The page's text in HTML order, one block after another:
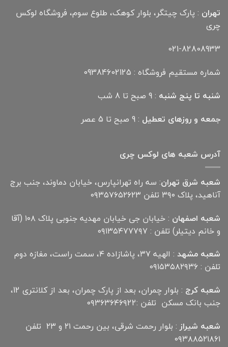
تهران : پارک چیتگر، بلوار کوهک، طلوع سوم، فروشگاه لوکس
چری
021-82808933
شماره مستقیم فروشگاه : 09384602125
شنبه تا پنج شنبه : 9 صبح تا 8 شب
جمعه و روزهای تعطیل : 9 صبح تا 5 عصر
آدرس شعبه های لوکس چری
شعبه شرق تهران: سه راه تهرانپارس، خیابان دماوند، جنب برج
آناهید، پلاک ۳۹۰ تلفن ۰۹۳۵۷۶۵۲۶۲۳
شعبه اصفهان
: خیابان جی خیابان مهدیه جنوبی پلاک ۱۰۸ (آقا
و خانم دیتیلر) تلفن : ۰۹۱۳۵۴۷۷۷۹۷
شعبه مشهد
: الهیه ۳۷، پاشازاده ۴، سمت راست، مغازه دوم
تلفن : ۰۹۱۵۳۵۸۲۹۳۶
شعبه کرج
: بلوار چمران، بعد از پارک چمران، بعد از کلانتری 12،
جنب بانک مسکن تلفن :۰۹۳۶۳۶۴۶۹22
شعبه شیراز
: بلوار رحمت شرقی، بین رحمت ۲۱ و ۲۳ تلفن
۰۹۳۸۸۵۲۱۸۶۱